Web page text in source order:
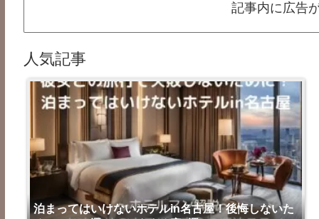
記事内に広告
人気記事
泊まってはいけないホテルin名古屋！後悔しないた